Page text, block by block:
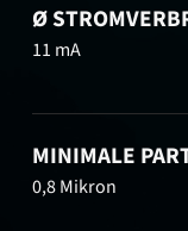
Ø
11 mA
MINIMALE
0,8 Mikron